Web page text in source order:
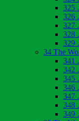
325
326
327
328
329
34 The
341
342
345
346
347
348
349